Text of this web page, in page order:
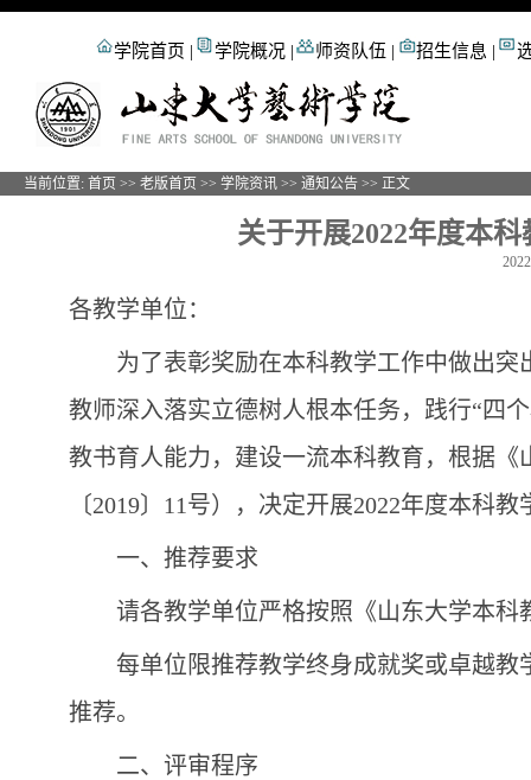
学院首页 | 学院概况 | 师资队伍 | 招生信息 |
当前位置: 首页 >> 老版首页 >> 学院资讯 >> 通知公告 >> 正文
关于开展2022年度本
各教学单位：
为了表彰奖励在本科教学工作中做出
教师深入落实立德树人根本任务，践行“四
教书育人能力，建设一流本科教育，根据
〔2019〕11号），决定开展2022年度本科
一、推荐要求
请各教学单位严格按照《山东大学本
每单位限推荐教学终身成就奖或卓越
推荐。
二、评审程序